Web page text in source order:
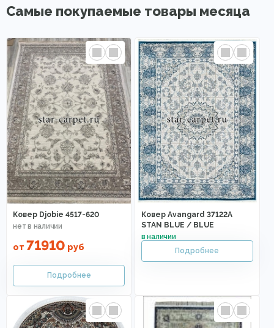
Самые покупаемые товары месяца
Ковер Djobie 4517-620
от 71910 руб
Ковер Avangard 37122A
STAN BLUE / BLUE